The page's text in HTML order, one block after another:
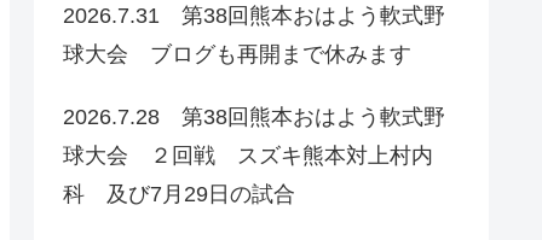
2026.7.31 第38回熊本おはよう軟式野
球大会 ブログも再開まで休みます
2026.7.28 第38回熊本おはよう軟式野
球大会 ２回戦 スズキ熊本対上村内
科 及び7月29日の試合